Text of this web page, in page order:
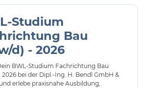
Studium
Bau
d) - 2026
BWL-Studium Fachrichtung Bau
bei der Dipl.-Ing. H. Bendl GmbH &
erlebe praxisnahe Ausbildung,